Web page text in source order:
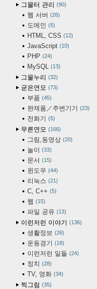
그물터 관리 90
웹 서버 26
도메인 5
HTML, CSS 12
JavaScript 10
PHP 24
MySQL 13
그물누리 32
굳은연모 73
부품 45
완제품／주변기기 23
전화기 5
무른연모 166
그림,동영상 20
놀이 33
문서 15
윈도우 44
리눅스 21
C, C++ 5
웹 15
파일 공유 13
이런저런 이야기 136
생활정보 26
운동경기 18
이런저런 일들 24
정치 28
TV, 영화 34
찍그림 35